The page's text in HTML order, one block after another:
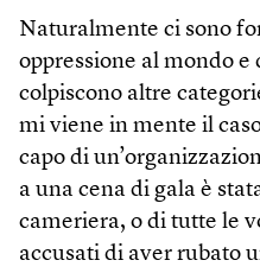
Naturalmente ci sono
oppressione al mondo
colpiscono altre
mi viene in mente il
capo di
a una cena di gala è
cameriera, o di tutte le
accusati di aver rubato